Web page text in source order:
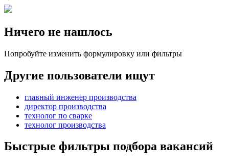
Ничего не нашлось
Попробуйте изменить формулировку или фильтры
Другие пользователи ищут
главный инженер производства
директор производства
технолог по сварке
технолог производства
Быстрые фильтры подбора вакансий